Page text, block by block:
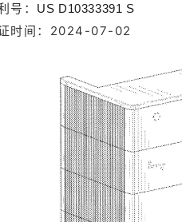
号： US D10333391 S
时间：2024-07-02